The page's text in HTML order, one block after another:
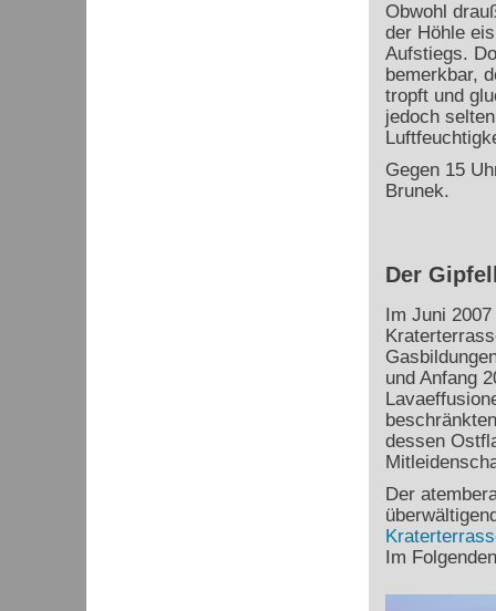
Obwohl
der Höhle
Aufstiegs.
bemerkbar,
tropft und
jedoch
Gegen 15
Brunek.
Der
Im Juni
und Anfang
dessen
Der
Im